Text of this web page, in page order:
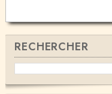
RECHERCHER